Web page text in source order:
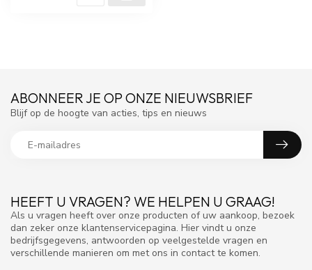
HEEFT U VRAGEN? WE HELPEN U GRAAG!
Als u vragen heeft over onze producten of uw aankoop, bezoek
dan zeker onze klantenservicepagina. Hier vindt u onze
bedrijfsgegevens, antwoorden op veelgestelde vragen en
verschillende manieren om met ons in contact te komen.
ABONNEER JE OP ONZE NIEUWSBRIEF
Blijf op de hoogte van acties, tips en nieuws